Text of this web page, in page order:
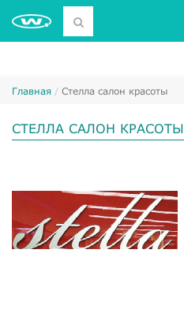
Главная Стелла салон красоты
СТЕЛЛА САЛОН КРАСОТЫ